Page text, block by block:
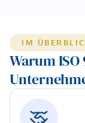
IM
Warum